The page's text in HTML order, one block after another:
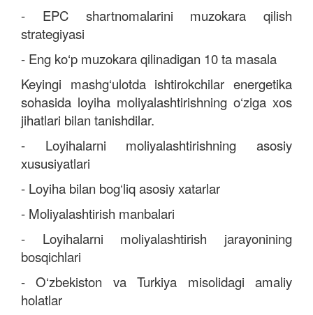
- EPC shartnomalarini muzokara qilish
strategiyasi
- Eng ko‘p muzokara qilinadigan 10 ta masala
Keyingi mashg‘ulotda ishtirokchilar energetika
sohasida loyiha moliyalashtirishning o‘ziga xos
jihatlari bilan tanishdilar.
- Loyihalarni moliyalashtirishning asosiy
xususiyatlari
- Loyiha bilan bog‘liq asosiy xatarlar
- Moliyalashtirish manbalari
- Loyihalarni moliyalashtirish jarayonining
bosqichlari
- O‘zbekiston va Turkiya misolidagi amaliy
holatlar